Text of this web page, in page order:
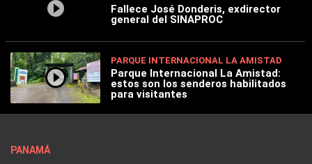
Fallece José Donderis, exdirector
general del SINAPROC
PARQUE INTERNACIONAL LA AMISTAD
Parque Internacional La Amistad:
estos son los senderos habilitados
para visitantes
PANAMÁ